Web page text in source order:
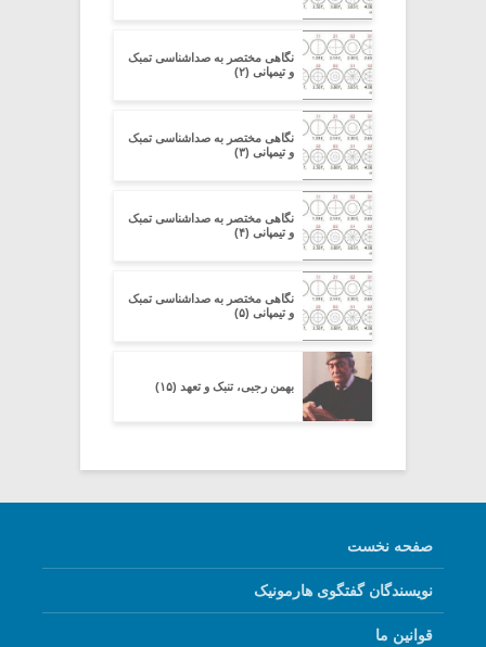
نگاهی مختصر به صداشناسی تمبک
و تیمپانی (۲)
نگاهی مختصر به صداشناسی تمبک
و تیمپانی (۳)
نگاهی مختصر به صداشناسی تمبک
و تیمپانی (۴)
نگاهی مختصر به صداشناسی تمبک
و تیمپانی (۵)
بهمن رجبی، تنبک و تعهد (۱۵)
صفحه نخست
نویسندگان گفتگوی هارمونیک
قوانین ما